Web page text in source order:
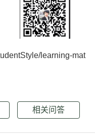
learning-mat
相关问答